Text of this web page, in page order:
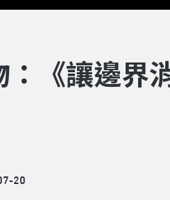
：《讓邊界
20